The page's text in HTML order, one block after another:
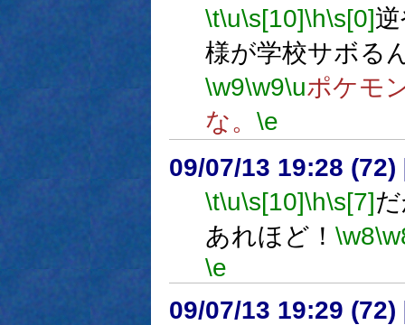
\t\u\s[10]\h\s[0]
様が学校サボる
\w9\w9\uポケモ
な。 \e
09/07/13 19:28 (72)
\t\u\s[10]\h\s[7]
あれほど！ \w8
\e
09/07/13 19:29 (72)